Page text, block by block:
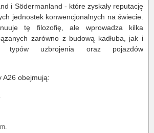
i Södermanland - które zyskały reputację
jednostek konwencjonalnych na świecie.
tę filozofię, ale wprowadza kilka
zarówno z budową kadłuba, jak i
typów uzbrojenia oraz pojazdów
A26 obejmują: